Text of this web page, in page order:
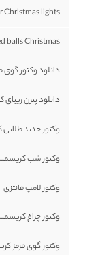
Christmas lights
balls Christmas
دانلود وکتور گوی
دانلود پترن
وکتور جدید
وکتور شب
وکتور لامپ فانتزی
وکتور چراغ
وکتور گوی قرمز